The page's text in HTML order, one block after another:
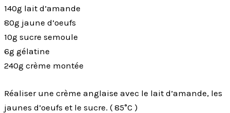
140g lait d’amande
80g jaune d’oeufs
10g sucre semoule
6g gélatine
240g crème montée
Réaliser une crème anglaise avec le lait d’amande, les
jaunes d’oeufs et le sucre. ( 85°C )